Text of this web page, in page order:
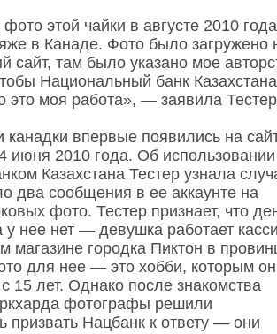
этой чайки в августе 2010
в Канаде. Фото было загружено
сайт, там было указано мое
Национальный банк Казахстана
это моя работа», — заявила
канадки впервые появились на
июня 2010 года. Об
Казахстана Тестер узнала
два сообщения в ее аккаунте на
фото. Тестер признает, что
у нее нет — девушка работает
магазине городка Пиктон в
для нее — это хобби, которым
15 лет. Однако после знакомства
фотографы решили
призвать Нацбанк к ответу — они